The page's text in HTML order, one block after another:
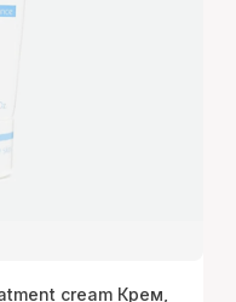
cream Крем,